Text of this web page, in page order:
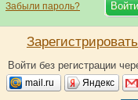
Забыли пароль?
Войти без регистрации
mail.ru Яндекс